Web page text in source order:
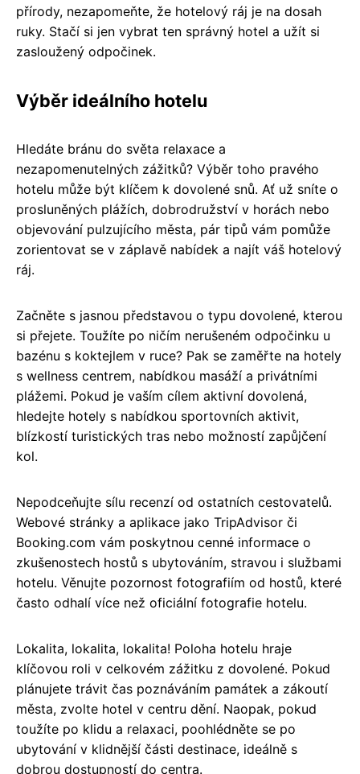
přírody, nezapomeňte, že hotelový ráj je na dosah
ruky. Stačí si jen vybrat ten správný hotel a užít si
zasloužený odpočinek.
Výběr ideálního hotelu
Hledáte bránu do světa relaxace a
nezapomenutelných zážitků? Výběr toho pravého
hotelu může být klíčem k dovolené snů. Ať už sníte o
prosluněných plážích, dobrodružství v horách nebo
objevování pulzujícího města, pár tipů vám pomůže
zorientovat se v záplavě nabídek a najít váš hotelový
ráj.
Začněte s jasnou představou o typu dovolené, kterou
si přejete. Toužíte po ničím nerušeném odpočinku u
bazénu s koktejlem v ruce? Pak se zaměřte na hotely
s wellness centrem, nabídkou masáží a privátními
plážemi. Pokud je vaším cílem aktivní dovolená,
hledejte hotely s nabídkou sportovních aktivit,
blízkostí turistických tras nebo možností zapůjčení
kol.
Nepodceňujte sílu recenzí od ostatních cestovatelů.
Webové stránky a aplikace jako TripAdvisor či
Booking.com vám poskytnou cenné informace o
zkušenostech hostů s ubytováním, stravou i službami
hotelu. Věnujte pozornost fotografiím od hostů, které
často odhalí více než oficiální fotografie hotelu.
Lokalita, lokalita, lokalita! Poloha hotelu hraje
klíčovou roli v celkovém zážitku z dovolené. Pokud
plánujete trávit čas poznáváním památek a zákoutí
města, zvolte hotel v centru dění. Naopak, pokud
toužíte po klidu a relaxaci, poohlédněte se po
ubytování v klidnější části destinace, ideálně s
dobrou dostupností do centra.